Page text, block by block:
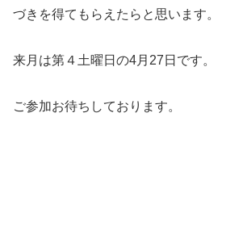
づきを得てもらえたらと思います。
来月は第４土曜日の4月27日です。
ご参加お待ちしております。